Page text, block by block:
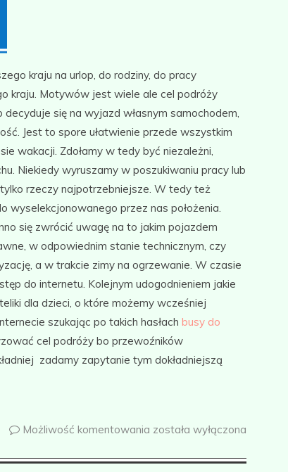
kraju na urlop, do rodziny, do pracy
kraju. Motywów jest wiele ale cel podróży
się na wyjazd własnym samochodem,
Jest to spore ułatwienie przede wszystkim
wakacji. Zdołamy w tedy być niezależni,
Niekiedy wyruszamy w poszukiwaniu pracy lub
rzeczy najpotrzebniejsze. W tedy też
wyselekcjonowanego przez nas położenia.
się zwrócić uwagę na to jakim pojazdem
w odpowiednim stanie technicznym, czy
a w trakcie zimy na ogrzewanie. W czasie
do internetu. Kolejnym udogodnieniem jakie
dla dzieci, o które możemy wcześniej
szukając po takich hasłach busy do
cel podróży bo przewoźników
zadamy zapytanie tym dokładniejszą
Możliwość komentowania została wyłączona